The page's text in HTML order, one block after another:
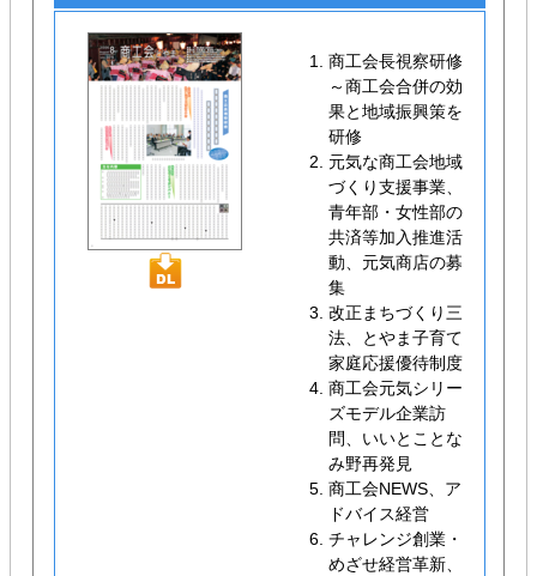
商工会長視察研修
～商工会合併の効
果と地域振興策を
研修
元気な商工会地域
づくり支援事業、
青年部・女性部の
共済等加入推進活
動、元気商店の募
集
改正まちづくり三
法、とやま子育て
家庭応援優待制度
商工会元気シリー
ズモデル企業訪
問、いいとことな
み野再発見
商工会NEWS、ア
ドバイス経営
チャレンジ創業・
めざせ経営革新、